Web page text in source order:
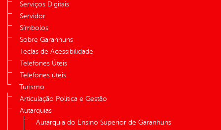
Serviços Digitais
Servidor
Símbolos
Sobre Garanhuns
Teclas de Acessibilidade
Telefones Úteis
Telefones úteis
Turismo
Articulação Política e Gestão
Autarquias
Autarquia do Ensino Superior de Garanhuns